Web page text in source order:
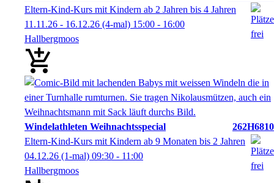
Eltern-Kind-Kurs mit Kindern ab 2 Jahren bis 4 Jahren
11.11.26 - 16.12.26 (4-mal) 15:00 - 16:00
Hallbergmoos
Windelathleten Weihnachtsspecial
262H6810
Eltern-Kind-Kurs mit Kindern ab 9 Monaten bis 2 Jahren
04.12.26 (1-mal) 09:30 - 11:00
Hallbergmoos